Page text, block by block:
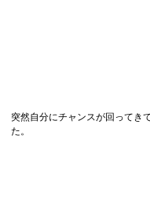
突然自分にチャンスが回ってき
た。